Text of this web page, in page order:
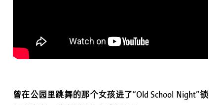
曾在公园里跳舞的那个女孩进了“Old School Night”锁